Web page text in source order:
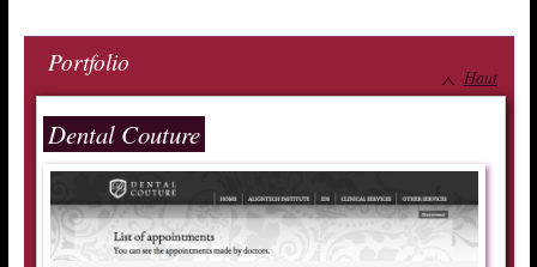
Portfolio
Haut
Dental Couture